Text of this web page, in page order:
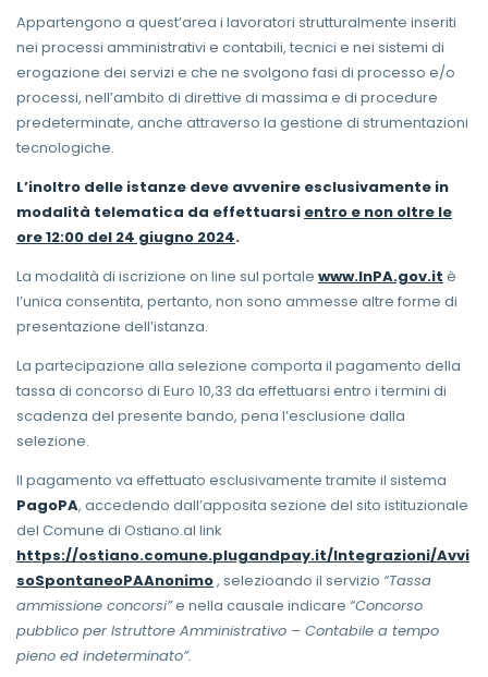
Appartengono a quest’area i lavoratori strutturalmente inseriti
nei processi amministrativi e contabili, tecnici e nei sistemi di
erogazione dei servizi e che ne svolgono fasi di processo e/o
processi, nell’ambito di direttive di massima e di procedure
predeterminate, anche attraverso la gestione di strumentazioni
tecnologiche.
L’inoltro delle istanze deve avvenire esclusivamente in
modalità telematica da effettuarsi entro e non oltre le
ore 12:00 del 24 giugno 2024.
La modalità di iscrizione on line sul portale www.InPA.gov.it è
l’unica consentita, pertanto, non sono ammesse altre forme di
presentazione dell’istanza.
La partecipazione alla selezione comporta il pagamento della
tassa di concorso di Euro 10,33 da effettuarsi entro i termini di
scadenza del presente bando, pena l’esclusione dalla
selezione.
Il pagamento va effettuato esclusivamente tramite il sistema
PagoPA, accedendo dall’apposita sezione del sito istituzionale
del Comune di Ostiano.al link
https://ostiano.comune.plugandpay.it/Integrazioni/Avvi
soSpontaneoPAAnonimo, selezioando il servizio “Tassa
ammissione concorsi”e nella causale indicare “Concorso
pubblico per Istruttore Amministrativo – Contabile a tempo
pieno ed indeterminato”.